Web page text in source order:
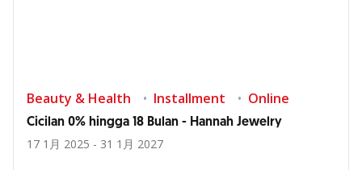
Beauty & Health Installment Online
Cicilan 0% hingga 18 Bulan - Hannah Jewelry
17 1月 2025 - 31 1月 2027